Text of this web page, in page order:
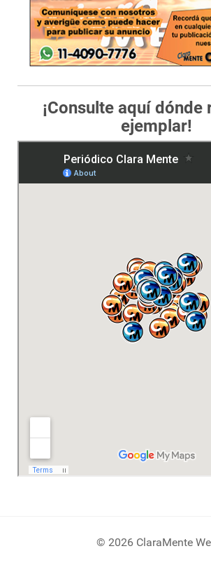
¡Consulte aquí dónde
ejemplar!
© 2026 ClaraMente